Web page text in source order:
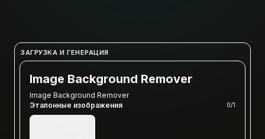
ЗАГРУЗКА И ГЕНЕРАЦИЯ
Image Background Remover
Image Background Remover
Эталонные изображения
0/1